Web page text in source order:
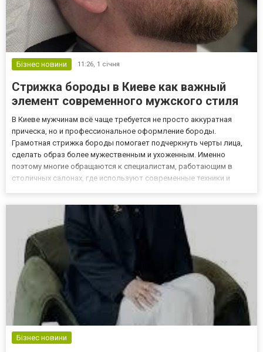
Бізнес новини 11:26, 1 січня
Стрижка бороды в Киеве как важный
элемент современного мужского стиля
В Киеве мужчинам всё чаще требуется не просто аккуратная
прическа, но и профессиональное оформление бороды.
Грамотная стрижка бороды помогает подчеркнуть черты лица,
сделать образ более мужественным и ухоженным. Именно
поэтому многие обращаются к специалистам, работающим в
столичных салонах, где используют современные техники и
результат. Такой...
Бізнес новини